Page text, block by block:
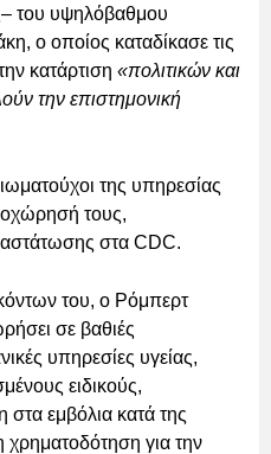
του υψηλόβαθμου
ο οποίος καταδίκασε τις
κατάρτιση «πολιτικών και
την επιστημονική
της υπηρεσίας
τους,
στα CDC.
του, ο Ρόμπερτ
σε βαθιές
υπηρεσίες υγείας,
ειδικούς,
στα εμβόλια κατά της
χρηματοδότηση για την